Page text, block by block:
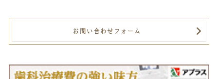
お問い合わせフォーム